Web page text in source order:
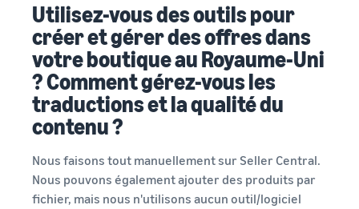
Utilisez-vous des outils pour
créer et gérer des offres dans
votre boutique au Royaume-Uni
? Comment gérez-vous les
traductions et la qualité du
contenu ?
Nous faisons tout manuellement sur Seller Central.
Nous pouvons également ajouter des produits par
fichier, mais nous n'utilisons aucun outil/logiciel